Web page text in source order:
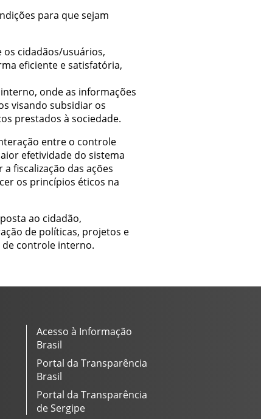
para que sejam
os cidadãos/usuários,
eficiente e satisfatória,
onde as informações
visando subsidiar os
prestados à sociedade.
entre o controle
efetividade do sistema
fiscalização das ações
os princípios éticos na
ao cidadão,
de políticas, projetos e
de controle interno.
Acesso à Informação
Brasil
Portal da Transparência
Brasil
Portal da Transparência
de Sergipe